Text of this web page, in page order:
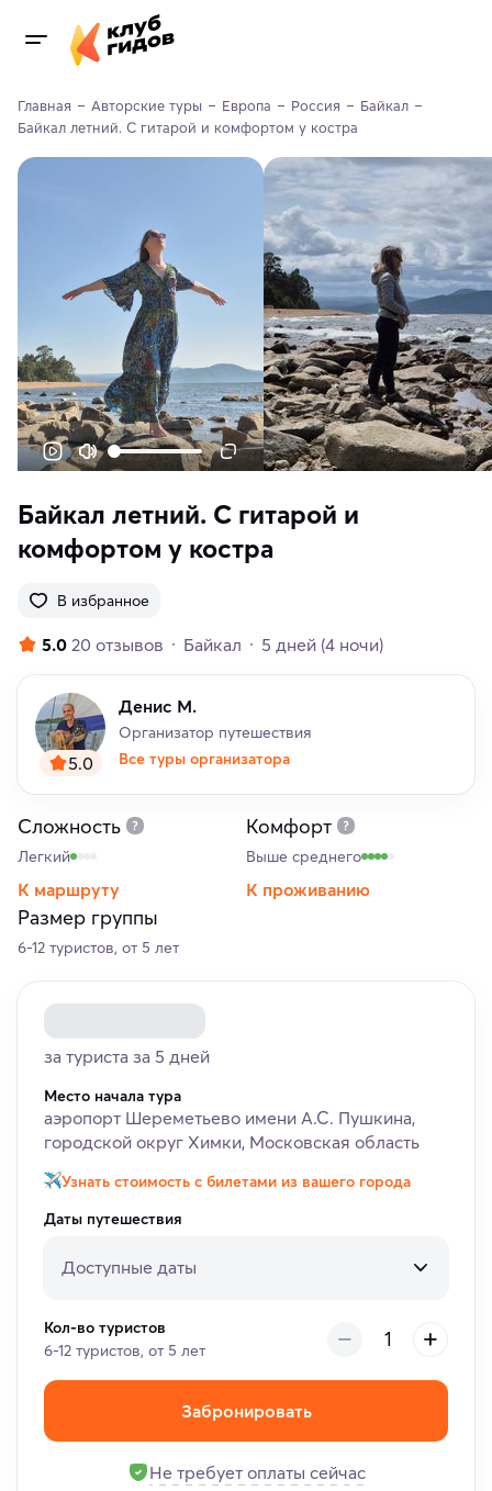
Главная Авторские туры Европа Россия
Байкал
Байкал летний. С гитарой и комфортом у костра
Байкал летний. С гитарой и
комфортом у костра
В избранное
5.0 20 отзывов Байкал 5 дней (4 ночи)
5.0
Денис М.
Организатор путешествия
Все туры организатора
Сложность
Легкий
К маршруту
Комфорт
Выше среднего
К проживанию
Размер группы
6-12 туристов, от 5 лет
за туриста за 5 дней
Место начала тура
аэропорт Шереметьево имени А.С. Пушкина,
городской округ Химки, Московская область
Узнать стоимость с билетами из вашего города
Даты путешествия
Доступные даты
Кол-во туристов
6-12 туристов, от 5 лет
Забронировать
Не требует оплаты сейчас